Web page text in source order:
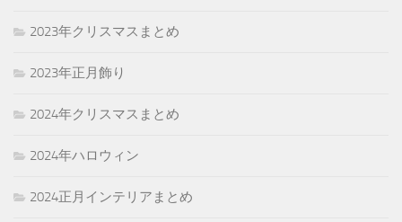
2023年クリスマスまとめ
2023年正月飾り
2024年クリスマスまとめ
2024年ハロウィン
2024正月インテリアまとめ